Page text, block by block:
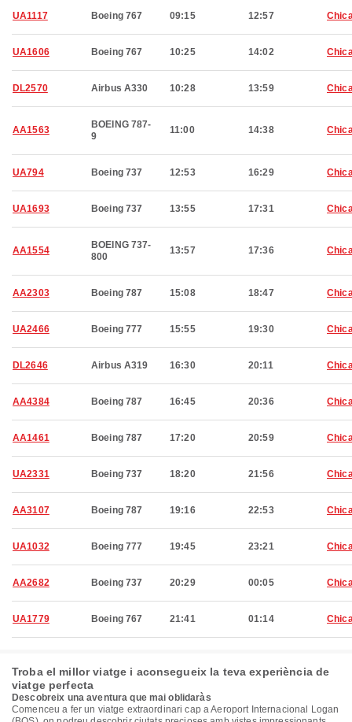
UA1117 Boeing 767 09:15 12:57
UA1606 Boeing 767 10:25 14:02
DL2570 Airbus A330 10:28 13:59
AA1563
BOEING 787-
9
11:00 14:38
UA794 Boeing 737 12:53 16:29
UA1693 Boeing 737 13:55 17:31
AA1554
BOEING 737-
800
13:57 17:36
AA2303 Boeing 787 15:08 18:47
UA2466 Boeing 777 15:55 19:30
DL2646 Airbus A319 16:30 20:11
AA4384 Boeing 787 16:45 20:36
AA1461 Boeing 787 17:20 20:59
UA2331 Boeing 737 18:20 21:56
AA3107 Boeing 787 19:16 22:53
UA1032 Boeing 777 19:45 23:21
AA2682 Boeing 737 20:29 00:05
UA1779 Boeing 767 21:41 01:14
Troba el millor viatge i aconsegueix la teva experiència de
viatge perfecta
Descobreix una aventura que mai oblidaràs
Comenceu a fer un viatge extraordinari cap a Aeroport Internacional Logan